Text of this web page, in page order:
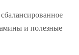
и полезные